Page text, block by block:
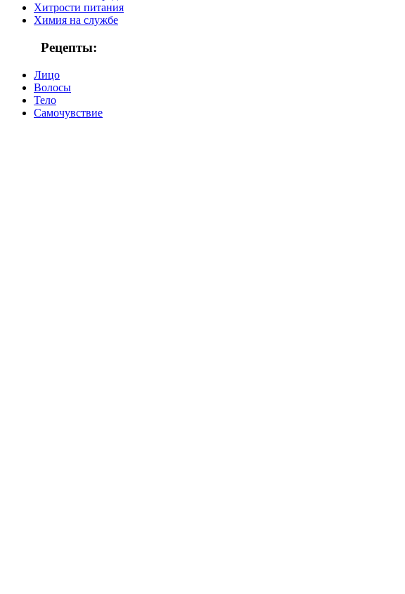
Хитрости питания
Химия на службе
Рецепты:
Лицо
Волосы
Тело
Самочувствие